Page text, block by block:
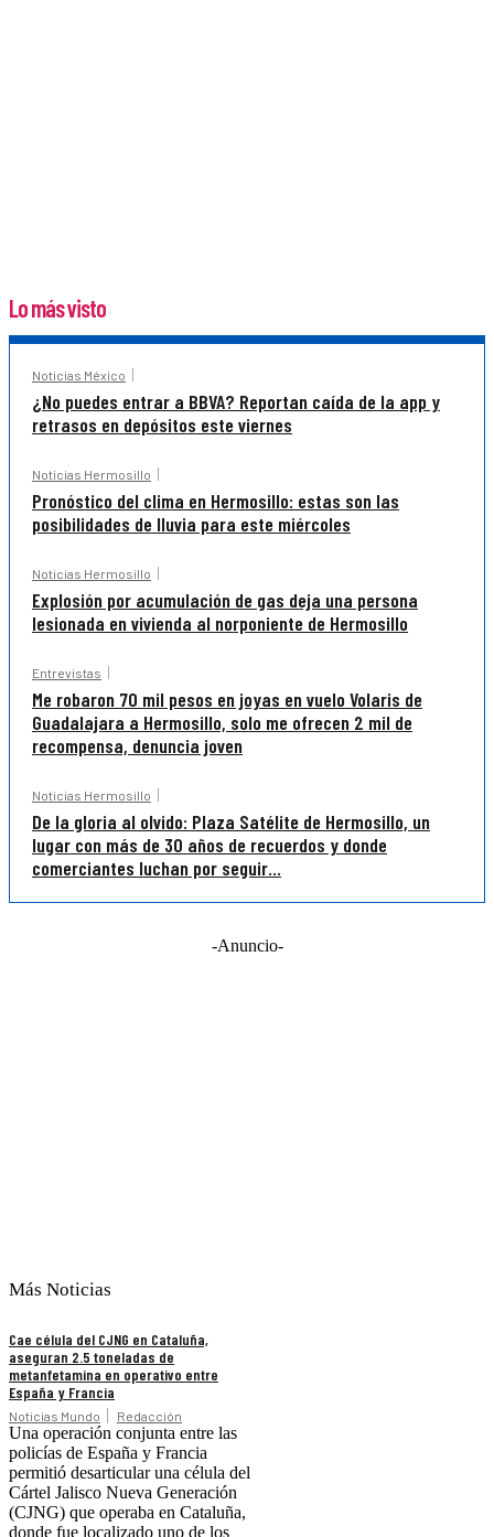
Lo más visto
Noticias México
¿No puedes entrar a BBVA? Reportan caída de la app y
retrasos en depósitos este viernes
Noticias Hermosillo
Pronóstico del clima en Hermosillo: estas son las
posibilidades de lluvia para este miércoles
Noticias Hermosillo
Explosión por acumulación de gas deja una persona
lesionada en vivienda al norponiente de Hermosillo
Entrevistas
Me robaron 70 mil pesos en joyas en vuelo Volaris de
Guadalajara a Hermosillo, solo me ofrecen 2 mil de
recompensa, denuncia joven
Noticias Hermosillo
De la gloria al olvido: Plaza Satélite de Hermosillo, un
lugar con más de 30 años de recuerdos y donde
comerciantes luchan por seguir...
-Anuncio-
Más Noticias
Cae célula del CJNG en Cataluña,
aseguran 2.5 toneladas de
metanfetamina en operativo entre
España y Francia
Noticias Mundo Redacción
Una operación conjunta entre las
policías de España y Francia
permitió desarticular una célula del
Cártel Jalisco Nueva Generación
(CJNG) que operaba en Cataluña,
donde fue localizado uno de los